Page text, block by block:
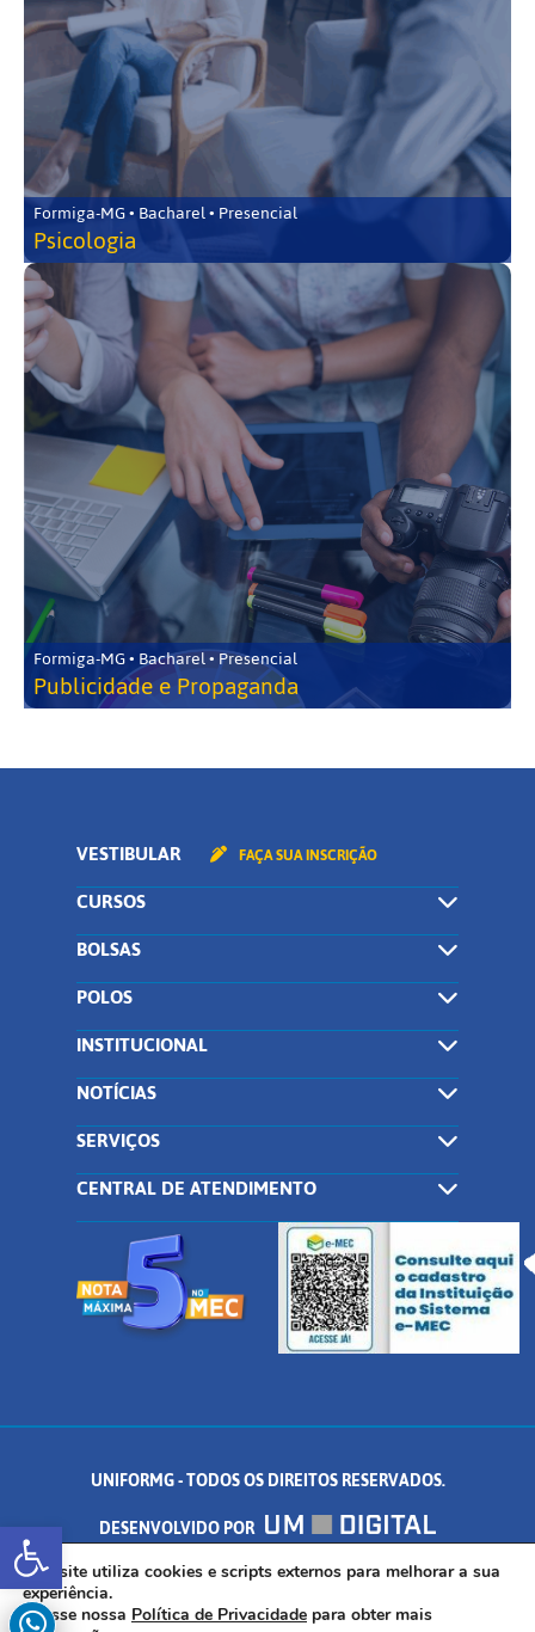
Abrir a barra de ferramentas
Formiga-MG • Bacharel • Presencial
Psicologia
Formiga-MG • Bacharel • Presencial
Publicidade e Propaganda
VESTIBULAR FAÇA SUA INSCRIÇÃO
CURSOS
BOLSAS
POLOS
INSTITUCIONAL
NOTÍCIAS
SERVIÇOS
CENTRAL DE ATENDIMENTO
UNIFORMG - TODOS OS DIREITOS RESERVADOS.
DESENVOLVIDO POR
AV. DR. ARNALDO DE SENNA, 328 - PALMEIRAS, FORMIGA/MG - CEP:
35.574.530
Este site utiliza cookies e scripts externos para melhorar a sua
experiência.
Acesse nossa Política de Privacidade para obter mais